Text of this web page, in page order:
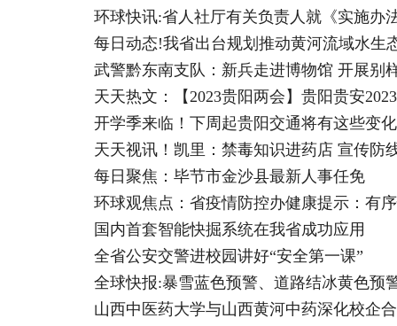
环球快讯:省人社厅有关负责人就《实施办
每日动态!我省出台规划推动黄河流域水生
武警黔东南支队：新兵走进博物馆 开展别
天天热文：【2023贵阳两会】贵阳贵安
开学季来临！下周起贵阳交通将有这些变化
天天视讯！凯里：禁毒知识进药店 宣传防
每日聚焦：毕节市金沙县最新人事任免
环球观焦点：省疫情防控办健康提示：有
国内首套智能快掘系统在我省成功应用
全省公安交警进校园讲好“安全第一课”
全球快报:暴雪蓝色预警、道路结冰黄色预
山西中医药大学与山西黄河中药深化校企